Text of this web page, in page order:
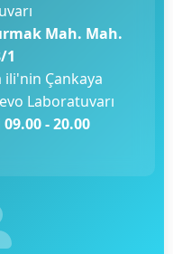
Mah. Mah.
1
ili'nin Çankaya
Laboratuvarı
09.00 - 20.00